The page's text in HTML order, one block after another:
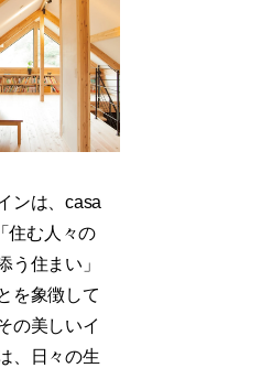
ンは、casa
住む人々の
う住まい」
を象徴して
の美しいイ
、日々の生